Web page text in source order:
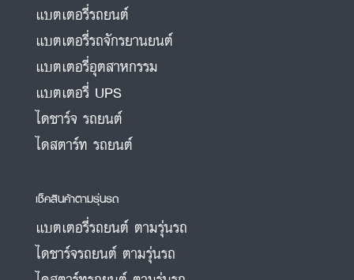
แบตเตอรี่รถยนต์
แบตเตอรี่รถจักรยานยนต์
แบตเตอรี่อุตสาหกรรม
แบตเตอรี่ UPS
ไดชาร์จ รถยนต์
ไดสตาร์ท รถยนต์
เช็คสินค้าตามรุ่นรถ
แบตเตอรี่รถยนต์ ตามรุ่นรถ
ไดชาร์จรถยนต์ ตามรุ่นรถ